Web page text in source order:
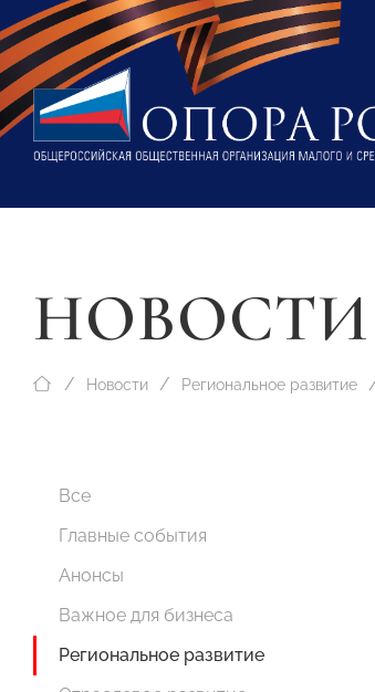
НОВОСТИ
Новости Региональное развитие
Все
Главные события
Анонсы
Важное для бизнеса
Региональное развитие